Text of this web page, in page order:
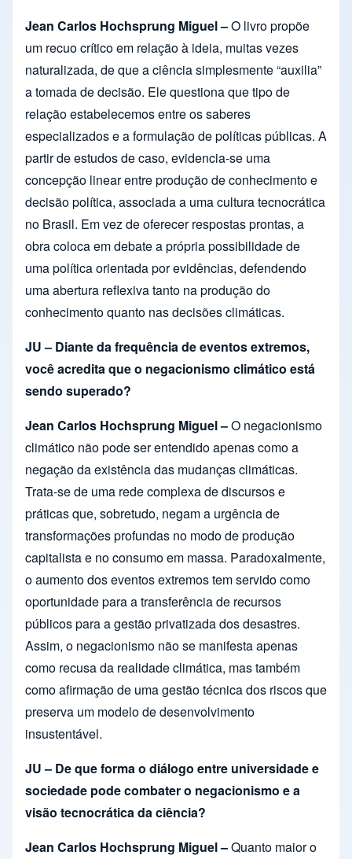
Jean Carlos Hochsprung Miguel –O livro propõe
um recuo crítico em relação à ideia, muitas vezes
naturalizada, de que a ciência simplesmente “auxilia”
a tomada de decisão. Ele questiona que tipo de
relação estabelecemos entre os saberes
especializados e a formulação de políticas públicas. A
partir de estudos de caso, evidencia-se uma
concepção linear entre produção de conhecimento e
decisão política, associada a uma cultura tecnocrática
no Brasil. Em vez de oferecer respostas prontas, a
obra coloca em debate a própria possibilidade de
uma política orientada por evidências, defendendo
uma abertura reflexiva tanto na produção do
conhecimento quanto nas decisões climáticas.
JU – Diante da frequência de eventos extremos,
você acredita que o negacionismo climático está
sendo superado?
Jean Carlos Hochsprung Miguel –O negacionismo
climático não pode ser entendido apenas como a
negação da existência das mudanças climáticas.
Trata-se de uma rede complexa de discursos e
práticas que, sobretudo, negam a urgência de
transformações profundas no modo de produção
capitalista e no consumo em massa. Paradoxalmente,
o aumento dos eventos extremos tem servido como
oportunidade para a transferência de recursos
públicos para a gestão privatizada dos desastres.
Assim, o negacionismo não se manifesta apenas
como recusa da realidade climática, mas também
como afirmação de uma gestão técnica dos riscos que
preserva um modelo de desenvolvimento
insustentável.
JU – De que forma o diálogo entre universidade e
sociedade pode combater o negacionismo e a
visão tecnocrática da ciência?
Jean Carlos Hochsprung Miguel –Quanto maior o